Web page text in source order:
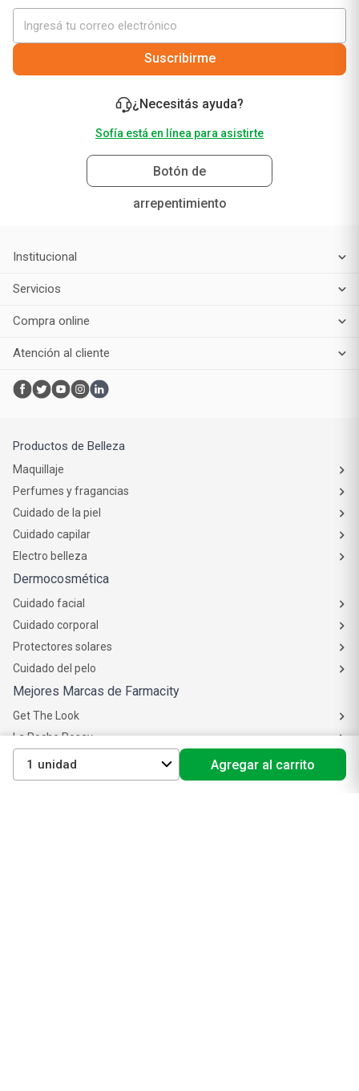
1 Agregar al carrito
Suscribirme
¿Necesitás ayuda?
Sofía está en línea para asistirte
Botón de
arrepentimiento
Institucional
Servicios
Compra online
Atención al cliente
Productos de Belleza
Maquillaje
Perfumes y fragancias
Cuidado de la piel
Cuidado capilar
Electro belleza
Dermocosmética
Cuidado facial
Cuidado corporal
Protectores solares
Cuidado del pelo
Mejores Marcas de Farmacity
Get The Look
La Roche Posay
Vichy
Eucerin